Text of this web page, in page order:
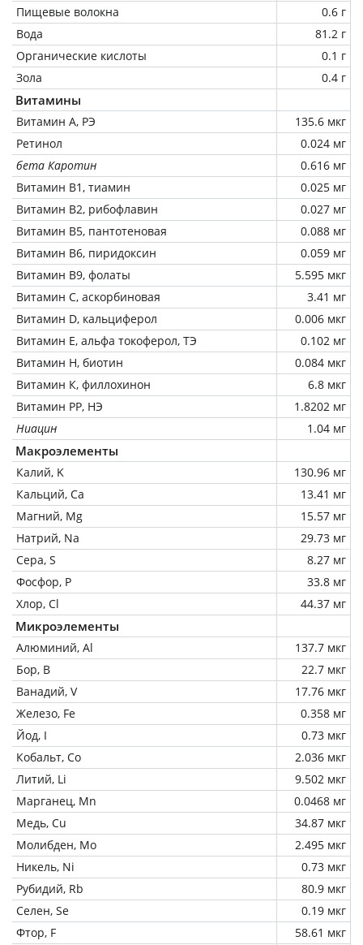
Пищевые волокна
0.6 г
Вода
81.2 г
Органические кислоты
0.1 г
Зола
0.4 г
Витамины
Витамин А, РЭ
135.6 мкг
Ретинол
0.024 мг
бета Каротин
0.616 мг
Витамин В1, тиамин
0.025 мг
Витамин В2, рибофлавин
0.027 мг
Витамин В5, пантотеновая
0.088 мг
Витамин В6, пиридоксин
0.059 мг
Витамин В9, фолаты
5.595 мкг
Витамин C, аскорбиновая
3.41 мг
Витамин D, кальциферол
0.006 мкг
Витамин Е, альфа токоферол, ТЭ
0.102 мг
Витамин Н, биотин
0.084 мкг
Витамин К, филлохинон
6.8 мкг
Витамин РР, НЭ
1.8202 мг
Ниацин
1.04 мг
Макроэлементы
Калий, K
130.96 мг
Кальций, Ca
13.41 мг
Магний, Mg
15.57 мг
Натрий, Na
29.73 мг
Сера, S
8.27 мг
Фосфор, P
33.8 мг
Хлор, Cl
44.37 мг
Микроэлементы
Алюминий, Al
137.7 мкг
Бор, B
22.7 мкг
Ванадий, V
17.76 мкг
Железо, Fe
0.358 мг
Йод, I
0.73 мкг
Кобальт, Co
2.036 мкг
Литий, Li
9.502 мкг
Марганец, Mn
0.0468 мг
Медь, Cu
34.87 мкг
Молибден, Mo
2.495 мкг
Никель, Ni
0.73 мкг
Рубидий, Rb
80.9 мкг
Селен, Se
0.19 мкг
Фтор, F
58.61 мкг